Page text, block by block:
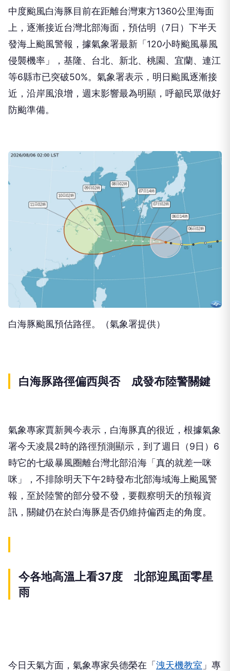
中度颱風白海豚目前在距離台灣東方1360公里海面
上，逐漸接近台灣北部海面，預估明（7日）下半天
發海上颱風警報，據氣象署最新「120小時颱風暴風
侵襲機率」，基隆、台北、新北、桃園、宜蘭、連江
等6縣市已突破50%。氣象署表示，明日颱風逐漸接
近，沿岸風浪增，週末影響最為明顯，呼籲民眾做好
防颱準備。
白海豚颱風預估路徑。（氣象署提供）
白海豚路徑偏西與否 成發布陸警關鍵
氣象專家賈新興今表示，白海豚真的很近，根據氣象
署今天凌晨2時的路徑預測顯示，到了週日（9日）6
時它的七級暴風圈離台灣北部沿海「真的就差一咪
咪」，不排除明天下午2時發布北部海域海上颱風警
報，至於陸警的部分發不發，要觀察明天的預報資
訊，關鍵仍在於白海豚是否仍維持偏西走的角度。
今各地高溫上看37度 北部迎風面零星
雨
今日天氣方面，氣象專家吳德榮在「洩天機教室 」專